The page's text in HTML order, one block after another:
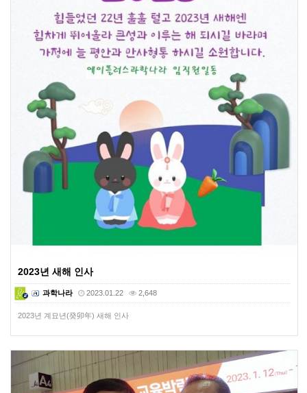
2023년 새해 인사
과학나라 2023.01.22 2,648
2023년 계묘년(癸卯年) 새해 인사